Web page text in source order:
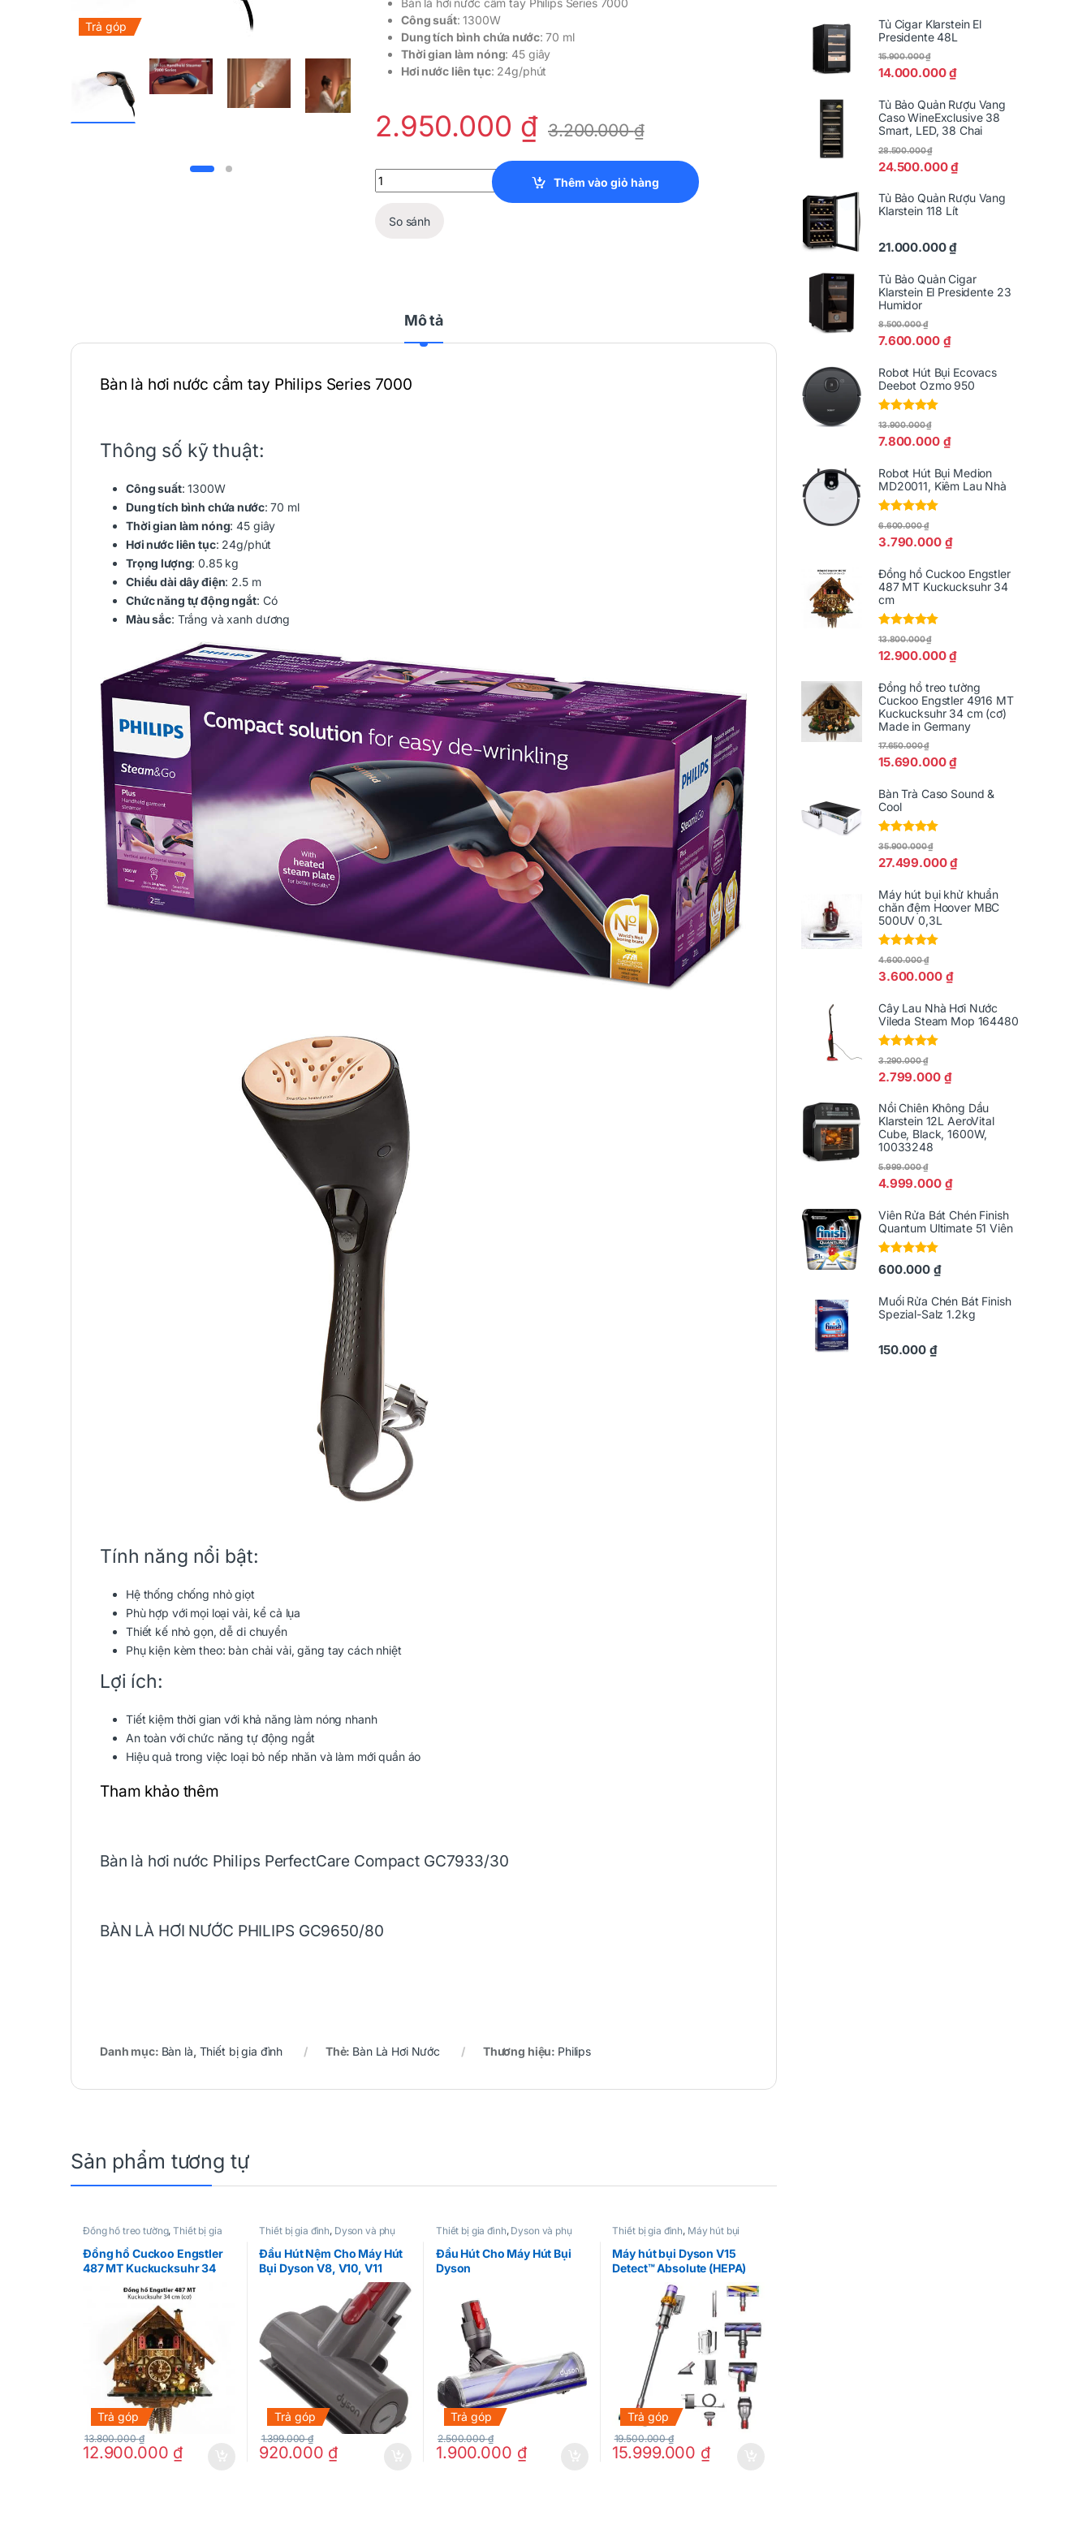
Trả góp
Bàn là hơi nước cầm tay Philips Series 7000
Công suất: 1300W
Dung tích bình chứa nước: 70 ml
Thời gian làm nóng: 45 giây
Hơi nước liên tục: 24g/phút
2.950.000 ₫ 3.200.000₫
Bàn Là Hơi Nước Cầm Tay Philips Series 7000 quantity
Thêm vào giỏ hàng
So sánh
Mô tả
Bàn là hơi nước cầm tay Philips Series 7000
Thông số kỹ thuật:
Công suất: 1300W
Dung tích bình chứa nước: 70 ml
Thời gian làm nóng: 45 giây
Hơi nước liên tục: 24g/phút
Trọng lượng: 0.85 kg
Chiều dài dây điện: 2.5 m
Chức năng tự động ngắt: Có
Màu sắc: Trắng và xanh dương
Tính năng nổi bật:
Hệ thống chống nhỏ giọt
Phù hợp với mọi loại vải, kể cả lụa
Thiết kế nhỏ gọn, dễ di chuyển
Phụ kiện kèm theo: bàn chải vải, găng tay cách nhiệt
Lợi ích:
Tiết kiệm thời gian với khả năng làm nóng nhanh
An toàn với chức năng tự động ngắt
Hiệu quả trong việc loại bỏ nếp nhăn và làm mới quần áo
Tham khảo thêm
Bàn là hơi nước Philips PerfectCare Compact GC7933/30
BÀN LÀ HƠI NƯỚC PHILIPS GC9650/80
Danh mục: Bàn là, Thiết bị gia đình Thẻ: Bàn Là Hơi Nước Thương hiệu: Philips
Sản phẩm tương tự
Đồng hồ treo tường,Thiết bị gia
Đồng hồ Cuckoo Engstler
487 MT Kuckucksuhr 34
Trả góp
12.900.000 ₫
13.800.000₫
Thiết bị gia đình, Dyson và phụ
Đầu Hút Nệm Cho Máy Hút
Bụi Dyson V8, V10, V11
Trả góp
920.000 ₫
1.399.000₫
Thiết bị gia đình, Dyson và phụ
Đầu Hút Cho Máy Hút Bụi
Dyson
Trả góp
1.900.000 ₫
2.500.000₫
Thiết bị gia đình, Máy hút bụi
Máy hút bụi Dyson V15
Detect™ Absolute (HEPA)
Trả góp
15.999.000 ₫
19.500.000₫
Tủ Cigar Klarstein El
Presidente 48L
14.000.000₫
15.900.000₫
Tủ Bảo Quản Rượu Vang
Caso WineExclusive 38
Smart, LED, 38 Chai
24.500.000₫
28.500.000₫
Tủ Bảo Quản Rượu Vang
Klarstein 118 Lít
21.000.000₫
Tủ Bảo Quản Cigar
Klarstein El Presidente 23
Humidor
7.600.000 ₫
8.500.000₫
Robot Hút Bụi Ecovacs
Deebot Ozmo 950
Được xếp
5
sao
7.800.000 ₫
13.900.000₫
Robot Hút Bụi Medion
MD20011, Kiêm Lau Nhà
Được xếp
5
sao
3.790.000 ₫
6.600.000₫
Đồng hồ Cuckoo Engstler
487 MT Kuckucksuhr 34
cm
Được xếp
5
sao
12.900.000₫
13.800.000₫
Đồng hồ treo tường
Cuckoo Engstler 4916 MT
Kuckucksuhr 34 cm (cơ)
Made in Germany
15.690.000₫
17.650.000₫
Bàn Trà Caso Sound &
Cool
Được xếp
5
sao
27.499.000₫
35.900.000₫
Máy hút bụi khử khuẩn
chăn đệm Hoover MBC
500UV 0,3L
Được xếp
5
sao
3.600.000 ₫
4.600.000₫
Cây Lau Nhà Hơi Nước
Vileda Steam Mop 164480
Được xếp
5
sao
2.799.000 ₫
3.290.000₫
Nồi Chiên Không Dầu
Klarstein 12L AeroVital
Cube, Black, 1600W,
10033248
4.999.000 ₫
5.999.000₫
Viên Rửa Bát Chén Finish
Quantum Ultimate 51 Viên
Được xếp
hạng5.005
600.000 ₫
Muối Rửa Chén Bát Finish
Spezial-Salz 1.2kg
150.000 ₫